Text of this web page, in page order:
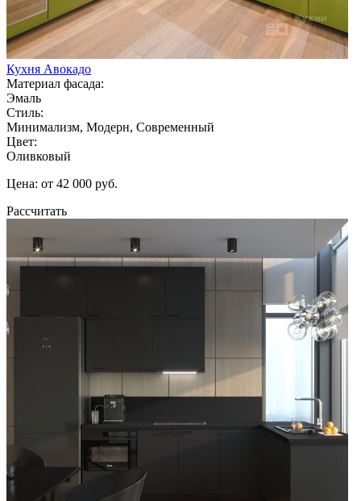
Кухня Авокадо
Материал фасада:
Эмаль
Стиль:
Минимализм, Модерн, Современный
Цвет:
Оливковый
Цена: от 42 000 руб.
Рассчитать